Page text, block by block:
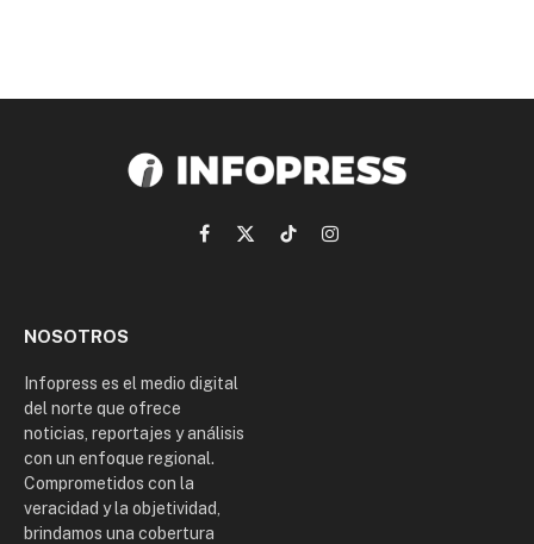
Facebook
X
TikTokInstagram
NOSOTROS
Infopress es el medio digital
del norte que ofrece
noticias, reportajes y análisis
con un enfoque regional.
Comprometidos con la
veracidad y la objetividad,
brindamos una cobertura